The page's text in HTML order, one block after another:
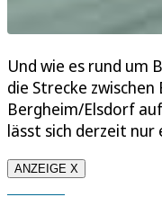
Und wie es rund um
die Strecke
Bergheim/Elsdorf
lässt sich derzeit nur
ANZEIGE X